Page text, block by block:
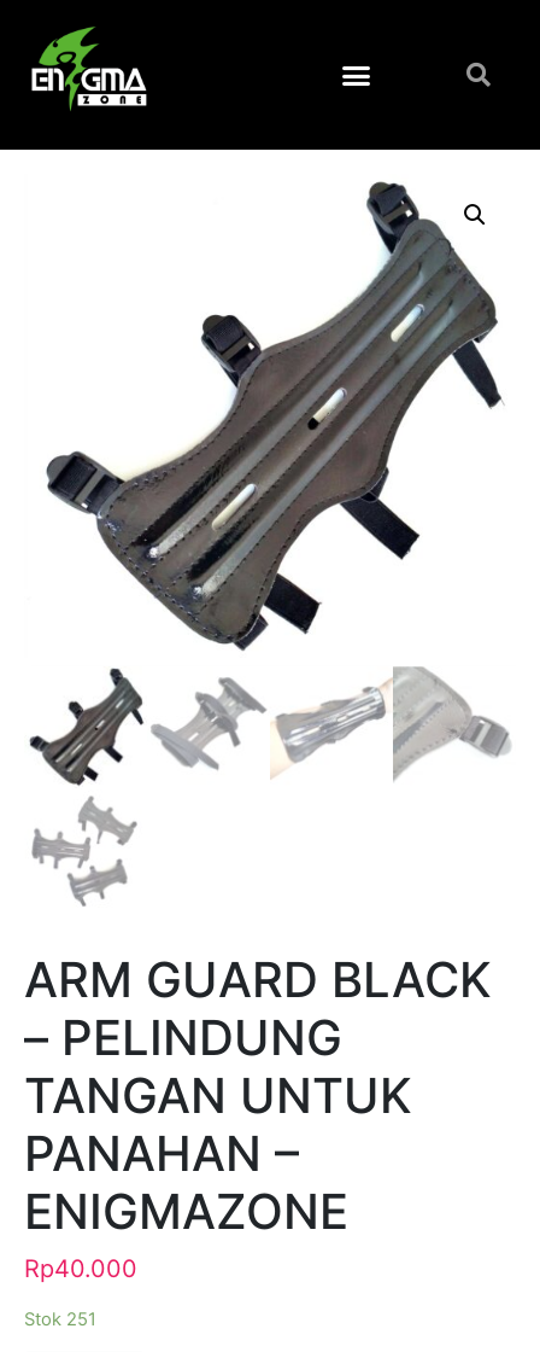
ARM GUARD BLACK
– PELINDUNG
TANGAN UNTUK
PANAHAN –
ENIGMAZONE
Rp40.000
Stok 251